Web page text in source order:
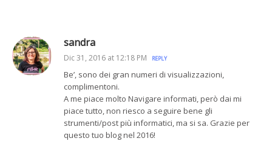
sandra
Dic 31, 2016 at 12:18 PM REPLY
Be’, sono dei gran numeri di visualizzazioni,
complimentoni.
A me piace molto Navigare informati, però dai mi
piace tutto, non riesco a seguire bene gli
strumenti/post più informatici, ma si sa. Grazie per
questo tuo blog nel 2016!